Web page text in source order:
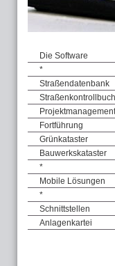
Die Software
*
Straßendatenbank
Straßenkontrollbuch
Projektmanagement
Fortführung
Grünkataster
Bauwerkskataster
*
Mobile Lösungen
*
Schnittstellen
Anlagenkartei